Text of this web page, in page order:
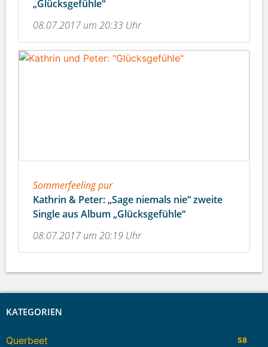
„Glücksgefühle“
08.07.2017 um 20:33 Uhr
Sommerfeeling pur
Kathrin & Peter: „Sage niemals nie“ zweite
Single aus Album „Glücksgefühle“
08.07.2017 um 20:19 Uhr
KATEGORIEN
Querbeet 58